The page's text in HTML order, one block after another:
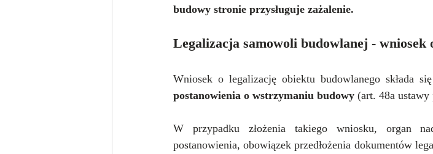
budowy stronie przysługuje zażalenie.
Legalizacja samowoli budowlanej - wniosek
Wniosek o legalizację obiektu budowlanego składa się
postanowienia o wstrzymaniu budowy (art. 48a
W przypadku złożenia takiego wniosku, organ
postanowienia, obowiązek przedłożenia dokumentów